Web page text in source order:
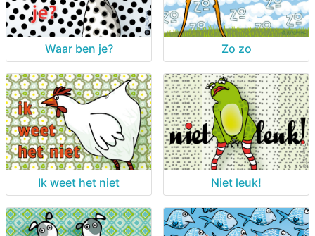
Waar ben je? Zo zo
Ik weet het niet Niet leuk!